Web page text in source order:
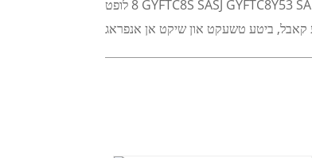
8 לופט GYFTC8S SASJ GYFTC8Y53 SADJ אלס בעק-און קאבל אריבער וועלדער, רעגן-וואַלדן א.א.וו. זיי זענען אלע דיאעלעקטרישע FRP מיטגלידער פאר שוץ קעגן בליץ. מער